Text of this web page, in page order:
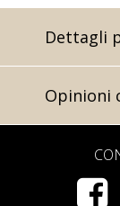
Dettagli
Opinioni